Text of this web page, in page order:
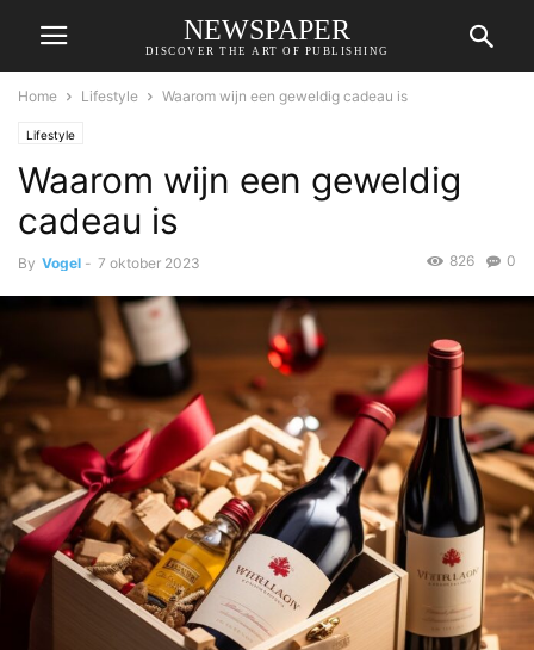
NEWSPAPER
DISCOVER THE ART OF PUBLISHING
Home Lifestyle Waarom wijn een geweldig cadeau is
Lifestyle
Waarom wijn een geweldig
cadeau is
By Vogel - 7 oktober 2023 0
826